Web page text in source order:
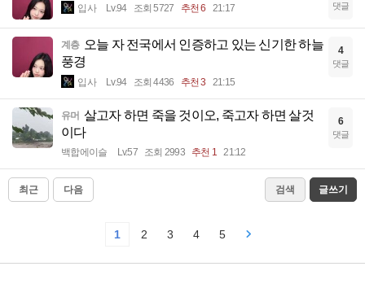
입사 Lv.94 조회 5727 추천 6 21:17 댓글
계층 오늘 자 전국에서 인증하고 있는 신기한 하늘
풍경
입사 Lv.94 조회 4436 추천 3 21:15
4
댓글
유머 살고자 하면 죽을 것이오, 죽고자 하면 살것
이다
백합에이슬 Lv.57 조회 2993 추천 1 21:12
6
댓글
최근 다음 검색 글쓰기
1 2 3 4 5